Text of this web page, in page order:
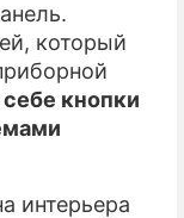
который
кнопки
интерьера